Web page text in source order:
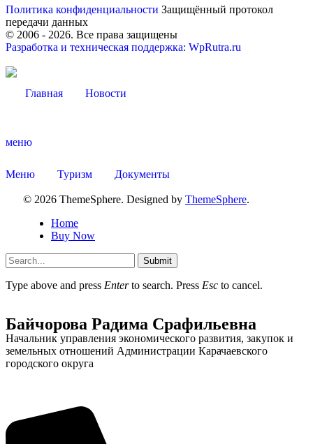
Политика конфиденциальности Защищённый протокол
передачи данных
© 2006 - 2026. Все права защищены
Разработка и техническая поддержка: WpRutra.ru
Главная Новости
меню
Меню Туризм Документы
© 2026 ThemeSphere. Designed by ThemeSphere.
Home
Buy Now
Submit
Type above and press Enterto search. Press Esc to cancel.
Администрация
Байчорова Радима Срафильевна
Начальник управления экономического развития, закупок и
земельных отношений Администрации Карачаевского
городского округа